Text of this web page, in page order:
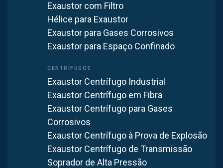
Exaustor com Filtro
Hélice para Exaustor
Exaustor para Gases Corrosivos
Exaustor para Espaço Confinado
Exaustor Centrífugo Industrial
Exaustor Centrífugo em Fibra
Exaustor Centrífugo para Gases
Corrosivos
Exaustor Centrífugo à Prova de Explosão
Exaustor Centrífugo de Transmissão
Soprador de Alta Pressão
WhatsApp
Quero Coletor de Pó sob medida